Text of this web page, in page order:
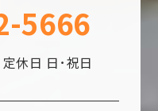
5666
休日 日･祝日